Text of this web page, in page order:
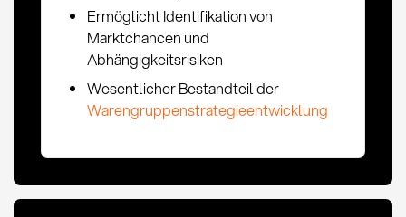
Ermöglicht Identifikation von
Marktchancen und
Abhängigkeitsrisiken
Wesentlicher Bestandteil der
Warengruppenstrategieentwicklung